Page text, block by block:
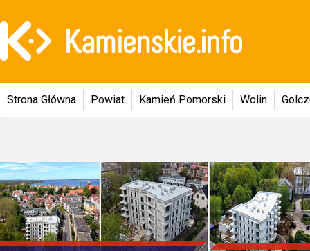
Strona Główna Powiat Kamień Pomorski Wolin